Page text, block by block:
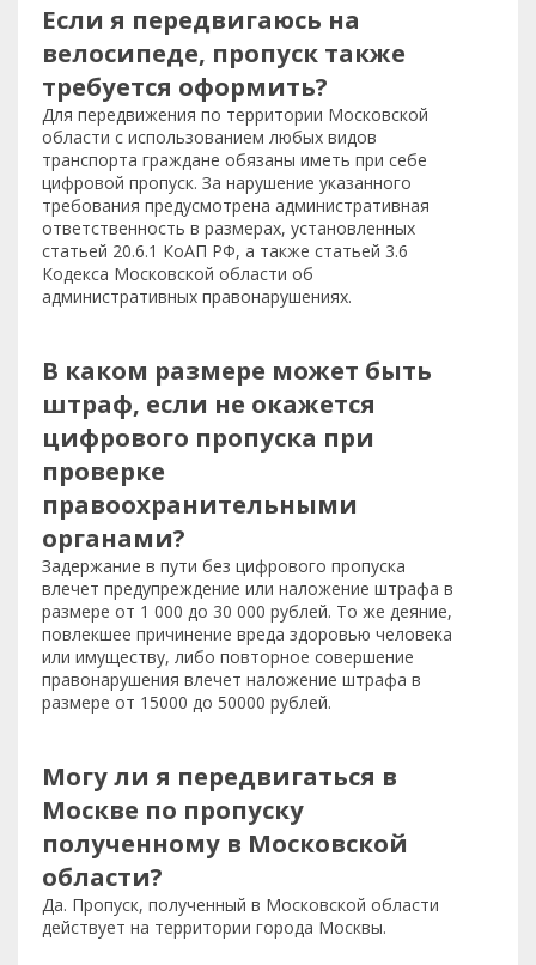
Если я передвигаюсь на
велосипеде, пропуск также
требуется оформить?
Для передвижения по территории Московской
области с использованием любых видов
транспорта граждане обязаны иметь при себе
цифровой пропуск. За нарушение указанного
требования предусмотрена административная
ответственность в размерах, установленных
статьей 20.6.1 КоАП РФ, а также статьей 3.6
Кодекса Московской области об
административных правонарушениях.
В каком размере может быть
штраф, если не окажется
цифрового пропуска при
проверке
правоохранительными
органами?
Задержание в пути без цифрового пропуска
влечет предупреждение или наложение штрафа в
размере от 1 000 до 30 000 рублей. То же деяние,
повлекшее причинение вреда здоровью человека
или имуществу, либо повторное совершение
правонарушения влечет наложение штрафа в
размере от 15000 до 50000 рублей.
Могу ли я передвигаться в
Москве по пропуску
полученному в Московской
области?
Да. Пропуск, полученный в Московской области
действует на территории города Москвы.